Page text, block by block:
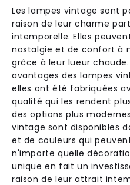
Les lampes vintage sont
raison de leur charme
intemporelle. Elles
nostalgie et de confort à
grâce à leur lueur
avantages des lampes
elles ont été fabriquées
qualité qui les rendent
des options plus
vintage sont disponibles
et de couleurs qui
n'importe quelle
unique en fait un
raison de leur attrait